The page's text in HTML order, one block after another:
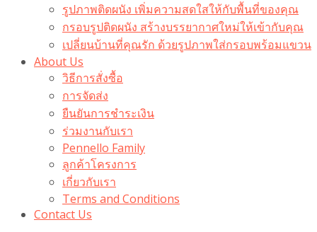
รูปภาพติดผนัง เพิ่มความสดใสให้กับพื้นที่ของคุณ
กรอบรูปติดผนัง สร้างบรรยากาศใหม่ให้เข้ากับคุณ
เปลี่ยนบ้านที่คุณรัก ด้วยรูปภาพใส่กรอบพร้อมแขวน​
About Us
วิธีการสั่งซื้อ
การจัดส่ง
ยืนยันการชำระเงิน
ร่วมงานกับเรา
Pennello Family
ลูกค้าโครงการ
เกี่ยวกับเรา
Terms and Conditions
Contact Us